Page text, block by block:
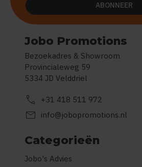
Jobo Promotions
Bezoekadres & Showroom
Provincialeweg 59
5334 JD Velddriel
call +31 418 511 972
mail info@jobopromotions.nl
Categorieën
Jobo's Advies
ABONNEER